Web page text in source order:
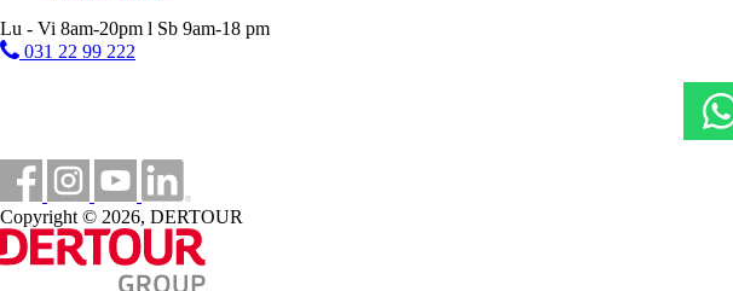
Lu - Vi 8am-20pm l Sb 9am-18 pm
031 22 99 222
Copyright © 2026, DERTOUR